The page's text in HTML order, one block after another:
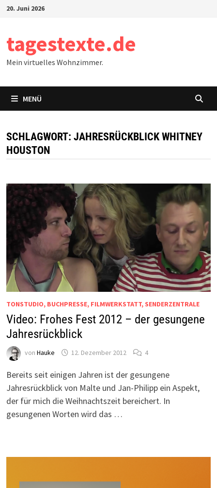
Zum20. Juni 2026
tagestexte.de
Mein virtuelles Wohnzimmer.
MENÜ
SCHLAGWORT: JAHRESRÜCKBLICK WHITNEY
HOUSTON
TONSTUDIO, BUCHPRESSE, FILMWERKSTATT, SENDERZENTRALE
Video: Frohes Fest 2012 – der gesungene
Jahresrückblick
von Hauke 12. Dezember 2012 4
Bereits seit einigen Jahren ist der gesungene
Jahresrückblick von Malte und Jan-Philipp ein Aspekt,
der für mich die Weihnachtszeit bereichert. In
gesungenen Worten wird das …